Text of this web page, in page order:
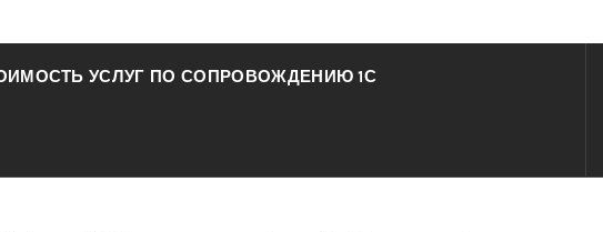
УСЛУГ ПО СОПРОВОЖДЕНИЮ 1С